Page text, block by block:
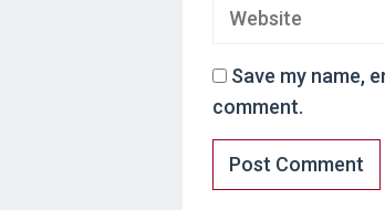
Save my name,
comment.